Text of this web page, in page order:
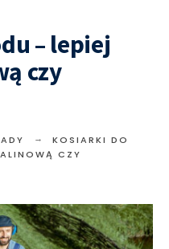
– lepiej
czy
KOSIARKI DO
CZY